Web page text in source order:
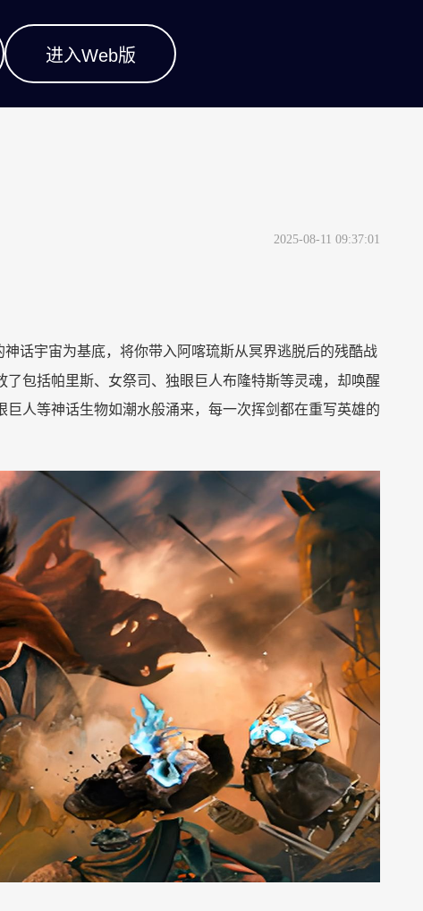
进入Web版
2025-08-11 09:37:01
神话宇宙为基底，将你带入阿喀琉斯从冥界逃脱后的残酷战
包括帕里斯、女祭司、独眼巨人布隆特斯等灵魂，却唤醒
人等神话生物如潮水般涌来，每一次挥剑都在重写英雄的